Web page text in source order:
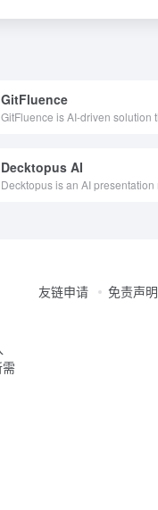
GitFluence
Decktopus AI
友链申请 免责声明